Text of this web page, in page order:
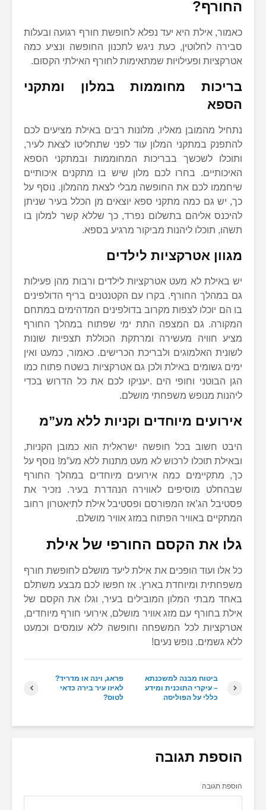
החורף?
כאמור, אילת היא יעד נפלא לחופשת חורף רגועה ובעלות
סבירה לחלוטין, כעת ניגש לתכנון החופשה ונציע כמה
אטרקציות ופעילויות שמתאימות לחורף האילתי הקסום.
בריכות מחוממות במלון ומתקני
הספא
נתחיל מהמובן מאליו, מלונות רבים באילת מציעים לכם
להתפנק במתקני המלון עוד לפני שתחליטו לצאת לעיר,
ותוכלו לשכשך בבריכות המחוממות ובמתקני הספא
האיכותיים. בחרו לכם מלון שיש בו מתקנים איכותיים
שיחממו לכם את החופשה מבלי לצאת מהמלון. נוסף על
כך, יש גם כמה מתקני ספא יוצאים מן הכלל בעיר שניתן
להיכנס אליהם בתשלום נפרד, כך שללא קשר למלון בו
תשהו, תוכלו ליהנות מביקור מרגיע בספא.
מגוון אטרקציות לילדים
יש באילת לא מעט אטרקציות לילדים ורבות מהן פעילות
גם במהלך החורף. בקרו עם הקטנטנים בריף הדולפינים
בו הם יוכלו לצפות מקרוב בדולפינים המדהימים במתחם
המקורה. גם המצפה התת ימי שפתוח במהלך החורף
מציע חוויה מעשירה ומרתקת הכוללת תצפיות שונות
לשונית האלמוגים ולבריכת הכרישים. כאמור, כמעט ואין
ימים גשומים באילת ולכן גם אטרקציות בשטח פתוח כמו
הגן הבוטני וחופי הים .יעניקו לכם את כל הדרוש בכדי
ליהנות מנופש משפחתי מושלם.
אירועים מיוחדים וקניות ללא מע”מ
היבט חשוב בכל חופשה ישראלית הוא כמובן הקניות,
ובאילת תוכלו לרכוש לא מעט מתנות ללא מע”מ! נוסף על
כך, מתקיימים כמה אירועים מיוחדים במהלך החורף
שבהחלט מוסיפים לאווירה הנהדרת בעיר. נזכיר את
פסטיבל הג’אז המפורסם ופסטיבל אילת לתיאטרון רחוב
המתקיים באוויר הפתוח במזג אוויר מושלם.
גלו את הקסם החורפי של אילת
כל אלו ועוד הופכים את אילת ליעד מושלם לחופשת חורף
משפחתית ומיוחדת בארץ. אז חפשו לכם מבצע משתלם
באחד מבתי המלון המובילים בעיר, וגלו את הקסם של
אילת בחורף עם מזג אוויר מושלם, אירועי חורף מיוחדים,
אטרקציות לכל המשפחה וחופשה ללא עומסים וכמעט
ללא גשמים. נופש נעים!
פראג, וינה או מדריד?
לאיזו עיר בירה כדאי
לטוס?
ביטוח מבנה למשכנתא
– עיקרי התוכנית ומידע
כללי על הפוליסה
הוספת תגובה
הוספת תגובה